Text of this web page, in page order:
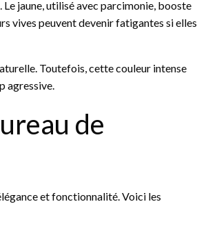
jaune, utilisé avec parcimonie, booste
vives peuvent devenir fatigantes si elles
Toutefois, cette couleur intense
agressive.
de
et fonctionnalité. Voici les